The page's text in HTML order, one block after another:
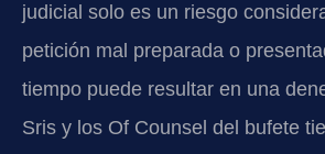
judicial solo es un riesgo
petición mal preparada o
tiempo puede resultar en una
Sris y los Of Counsel del bufete